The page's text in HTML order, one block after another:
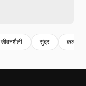
जीवनशैली सुंदर कला